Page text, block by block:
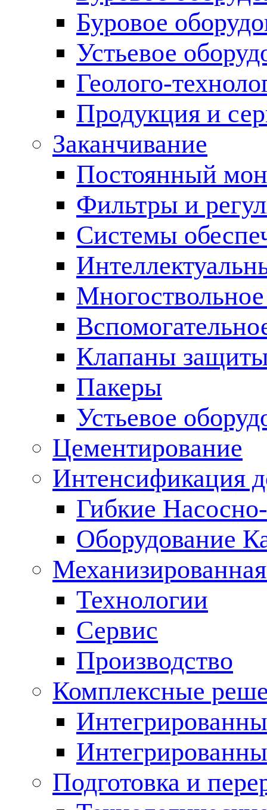
Буровое
Устьевое
Геолого-
Продукция и
Заканчивание
Постоянный
Фильтры и
Cистемы
Клапаны
Пакеры
Устьевое
Цементирование
Интенсификация
Гибкие
Оборудование
Технологии
Сервис
Производство
Комплексные
Подготовка и